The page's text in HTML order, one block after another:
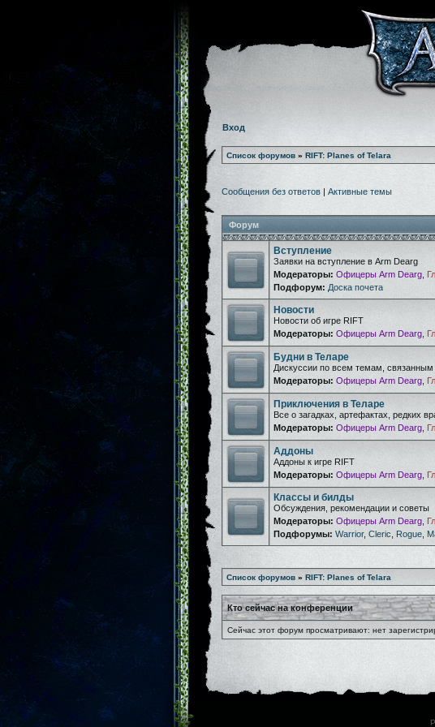
Вход
Список форумов » RIFT: Planes of Telara
Сообщения без ответов | Активные темы
Форум
Вступление
Заявки на вступление в Arm Dearg
Модераторы: Офицеры Arm Dearg
Подфорум: Доска почета
Новости
Новости об игре RIFT
Модераторы: Офицеры Arm Dearg
Будни в Теларе
Дискуссии по всем темам, связанным
Модераторы: Офицеры Arm Dearg
Приключения в Теларе
Все о загадках, артефактах, редких
Модераторы: Офицеры Arm Dearg
Аддоны
Аддоны к игре RIFT
Модераторы: Офицеры Arm Dearg
Классы и билды
Обсуждения, рекомендации и советы
Модераторы: Офицеры Arm Dearg
Подфорумы: Warrior, Cleric Rogue
Список форумов » RIFT: Planes of Telara
Кто сейчас на конференции
Сейчас этот форум просматривают: нет